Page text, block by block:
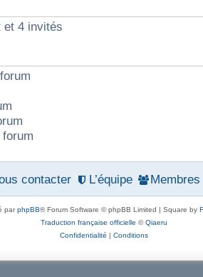
et 4 invités
Membres
L’équipe
contacter
parphpBB® Forum Software © phpBB Limited | Square by
Traduction française officielle ©Qiaeru
Confidentialité | Conditions